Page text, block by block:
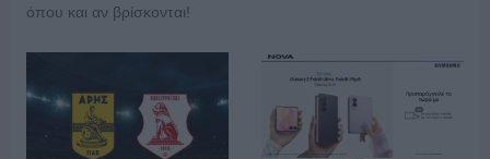
όπου και αν βρίσκονται!